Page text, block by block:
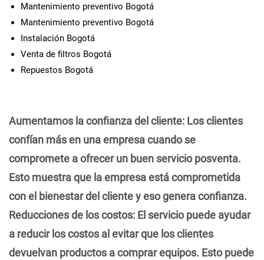
Mantenimiento preventivo Bogotá
Mantenimiento preventivo Bogotá
Instalación Bogotá
Venta de filtros Bogotá
Repuestos Bogotá
Aumentamos la confianza del cliente: Los clientes
confían más en una empresa cuando se
compromete a ofrecer un buen servicio posventa.
Esto muestra que la empresa está comprometida
con el bienestar del cliente y eso genera confianza.
Reducciones de los costos: El servicio puede ayudar
a reducir los costos al evitar que los clientes
devuelvan productos a comprar equipos. Esto puede